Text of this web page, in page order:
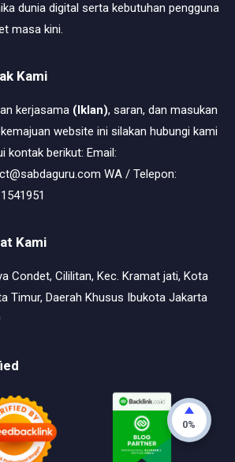
dunia digital serta kebutuhan pengguna
masa kini.
Kami
kerjasama (Iklan), saran, dan masukan
website ini silakan hubungi kami
kontak berikut: Email:
WA / Telepon:
Kami
Condet, Cililitan, Kec. Kramat jati, Kota
Timur, Daerah Khusus Ibukota Jakarta
0%